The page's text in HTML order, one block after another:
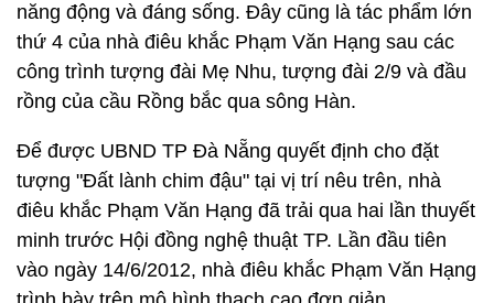
năng động và đáng sống. Đây cũng là tác phẩm lớn
thứ 4 của nhà điêu khắc Phạm Văn Hạng sau các
công trình tượng đài Mẹ Nhu, tượng đài 2/9 và đầu
rồng của cầu Rồng bắc qua sông Hàn.
Để được UBND TP Đà Nẵng quyết định cho đặt
tượng "Đất lành chim đậu" tại vị trí nêu trên, nhà
điêu khắc Phạm Văn Hạng đã trải qua hai lần thuyết
minh trước Hội đồng nghệ thuật TP. Lần đầu tiên
vào ngày 14/6/2012, nhà điêu khắc Phạm Văn Hạng